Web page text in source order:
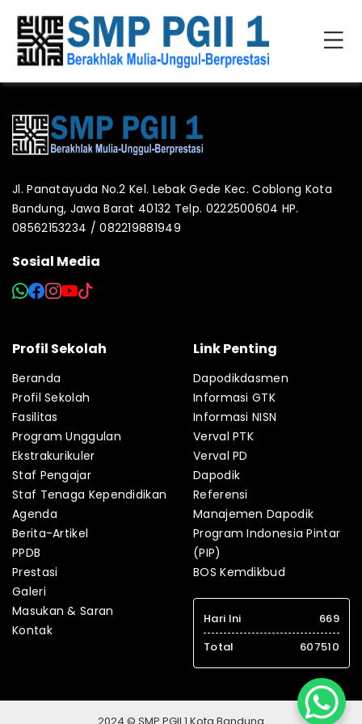
Jl. Panatayuda No.2 Kel. Lebak Gede Kec. Coblong Kota
Bandung, Jawa Barat 40132 Telp. 0222500604 HP.
08562153234 / 082219881949
Sosial Media
Profil Sekolah
Beranda
Profil Sekolah
Fasilitas
Program Unggulan
Ekstrakurikuler
Staf Pengajar
Staf Tenaga Kependidikan
Agenda
Berita-Artikel
PPDB
Prestasi
Galeri
Masukan & Saran
Kontak
Link Penting
Dapodikdasmen
Informasi GTK
Informasi NISN
Verval PTK
Verval PD
Dapodik
Referensi
Manajemen Dapodik
Program Indonesia Pintar
(PIP)
BOS Kemdikbud
Hari Ini
669
Total
607510